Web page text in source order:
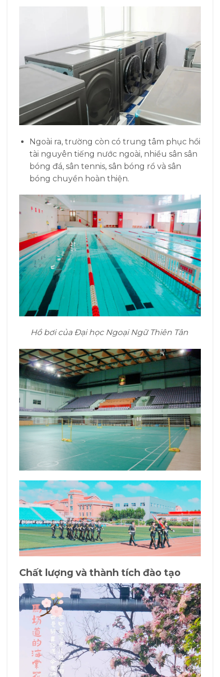
Ngoài ra, trường còn có trung tâm phục hồi
tài nguyên tiếng nước ngoài, nhiều sân sân
bóng đá, sân tennis, sân bóng rổ và sân
bóng chuyền hoàn thiện.
Hồ bơi của Đại học Ngoại Ngữ Thiên Tân
Chất lượng và thành tích đào tạo